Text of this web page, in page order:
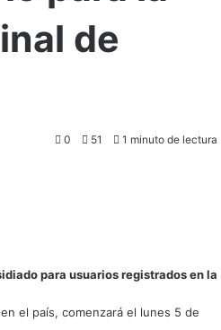
de
0 51 1 minuto de lectura
para usuarios registrados en la
el país, comenzará el lunes 5 de